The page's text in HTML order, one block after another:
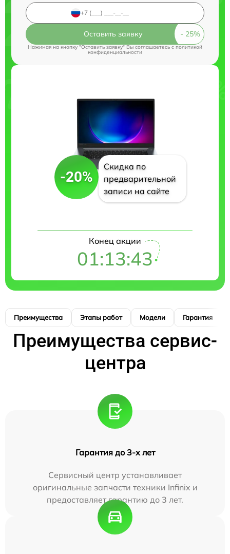
Оставить заявку
Нажимая на кнопку "Оставить заявку" Вы соглашаетесь cполитикой
конфиденциальности
-20%
Скидка по
предварительной
записи на сайте
Конец акции
01:13:42
Преимущества Этапы работ Модели Гарантия
Преимущества сервис-
центра
Гарантия до 3-х лет
Сервисный центр устанавливает
оригинальные запчасти техники Infinix и
предоставляет гарантию до 3 лет.